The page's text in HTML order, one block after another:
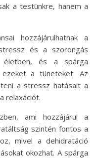
a testünkre, hanem a
hozzájárulhatnak a
és a szorongás
életben, és a spárga
a tüneteket. Az
a stressz hatásait a
relaxációt.
ami hozzájárul a
szintén fontos a
mivel a dehidratáció
okozhat. A spárga